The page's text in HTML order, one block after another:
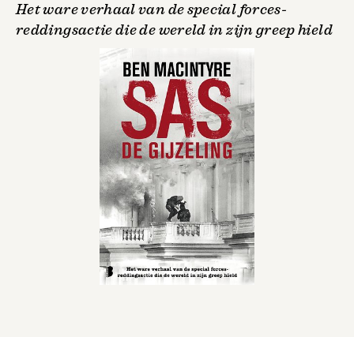
Het ware verhaal van de special forces-
reddingsactie die de wereld in zijn greep hield